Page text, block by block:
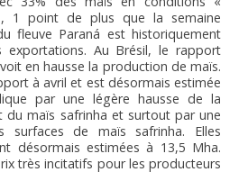
1 point de plus que la semaine
fleuve Paraná est historiquement
Au Brésil, le rapport
en hausse la production de maïs.
à avril et est désormais estimée
par une légère hausse de la
maïs safrinha et surtout par une
surfaces de maïs safrinha. Elles
désormais estimées à 13,5 Mha.
très incitatifs pour les producteurs